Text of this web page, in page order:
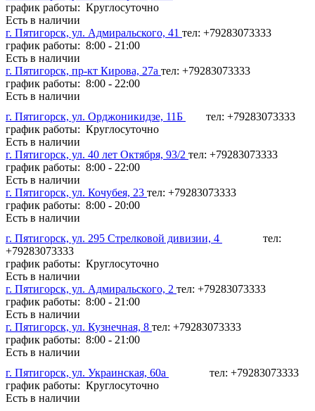
график работы: Круглосуточно
Есть в наличии
г. Пятигорск, ул. Адмиральского, 41 тел: +79283073333
график работы: 8:00 - 21:00
Есть в наличии
г. Пятигорск, пр-кт Кирова, 27а тел: +79283073333
график работы: 8:00 - 22:00
Есть в наличии
г. Пятигорск, ул. Орджоникидзе, 11Б
тел: +79283073333
график работы: Круглосуточно
Есть в наличии
г. Пятигорск, ул. 40 лет Октября, 93/2 тел: +79283073333
график работы: 8:00 - 22:00
Есть в наличии
г. Пятигорск, ул. Кочубея, 23 тел: +79283073333
график работы: 8:00 - 20:00
Есть в наличии
г. Пятигорск, ул. 295 Стрелковой дивизии, 4
тел:
+79283073333
график работы: Круглосуточно
Есть в наличии
г. Пятигорск, ул. Адмиральского, 2 тел: +79283073333
график работы: 8:00 - 21:00
Есть в наличии
г. Пятигорск, ул. Кузнечная, 8 тел: +79283073333
график работы: 8:00 - 21:00
Есть в наличии
г. Пятигорск, ул. Украинская, 60а
тел: +79283073333
график работы: Круглосуточно
Есть в наличии